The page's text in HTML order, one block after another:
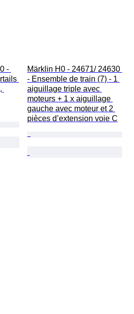
-
Märklin H0 - 24671/ 24630
- Ensemble de train (7) - 1
aiguillage triple avec
moteurs + 1 x aiguillage
gauche avec moteur et 2
pièces d’extension voie C